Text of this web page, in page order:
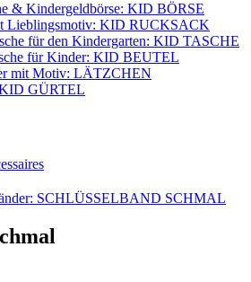
& Kindergeldbörse: KID BÖRSE
Lieblingsmotiv: KID RUCKSACK
für den Kindergarten: KID TASCHE
für Kinder: KID BEUTEL
mit Motiv: LÄTZCHEN
GÜRTEL
SCHLÜSSELBAND SCHMAL